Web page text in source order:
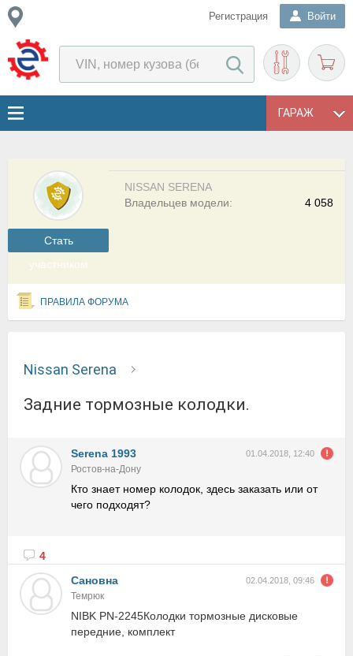
Регистрация Войти
ГАРАЖ
Cтать
участником
NISSAN SERENA
4 058
Владельцев модели:
ПРАВИЛА ФОРУМА
Nissan Serena
Задние тормозные колодки.
Serena 1993 01.04.2018, 12:40
Ростов-на-Дону
Кто знает номер колодок, здесь заказать или от
чего подходят?
4
Сановна
02.04.2018, 09:46
Темрюк
NIBK PN-2245Колодки тормозные дисковые
передние, комплект